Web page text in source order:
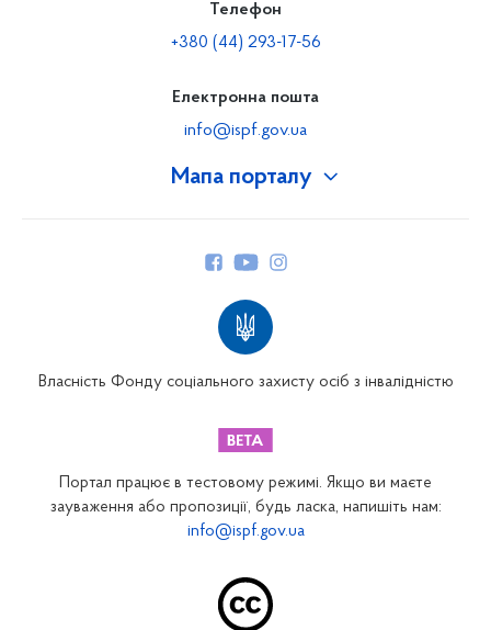
Мапа порталу
Закарпатське відділення
Запорізьке відділення
Телефон
+380 (44) 293-17-56
Електронна пошта
info@ispf.gov.ua
Власність Фонду соціального захисту осіб з інвалідністю
Портал працює в тестовому режимі. Якщо ви маєте
зауваження або пропозиції, будь ласка, напишіть нам:
info@ispf.gov.ua